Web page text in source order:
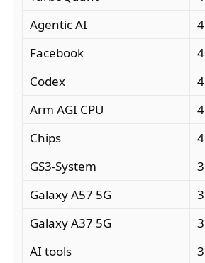
Agentic AI
4
Facebook
4
Codex
4
Arm AGI CPU
4
Chips
4
GS3-System
3
Galaxy A57 5G
3
Galaxy A37 5G
3
AI tools
3